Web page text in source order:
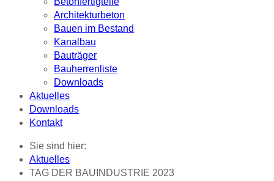
Architekturbeton
Bauen im Bestand
Kanalbau
Bauträger
Bauherrenliste
Downloads
Aktuelles
Downloads
Kontakt
Sie sind hier:
Aktuelles
TAG DER BAUINDUSTRIE 2023